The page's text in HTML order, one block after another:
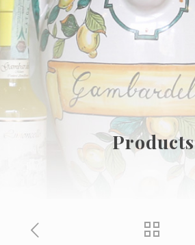
Products